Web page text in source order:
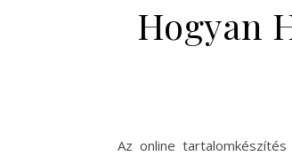
Hogyan
Az online